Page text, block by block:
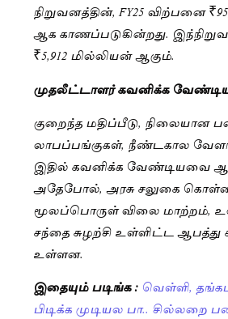
நிறுவனத்தின், FY25 விற்பனை
ஆக காணப்படுகின்றது.
₹5,912 மில்லியன் ஆகும்.
முதலீட்டாளர் கவனிக்க
குறைந்த மதிப்பீடு, நிலையான
லாபப்பங்குகள், நீண்டகால
இதில் கவனிக்க வேண்டியவை
அதேபோல், அரசு சலுகை
மூலப்பொருள் விலை மாற்றம்,
சந்தை சுழற்சி உள்ளிட்ட ஆபத்து
உள்ளன.
இதையும் படிங்க : வெள்ளி,
பிடிக்க முடியல பா.. சில்லறை